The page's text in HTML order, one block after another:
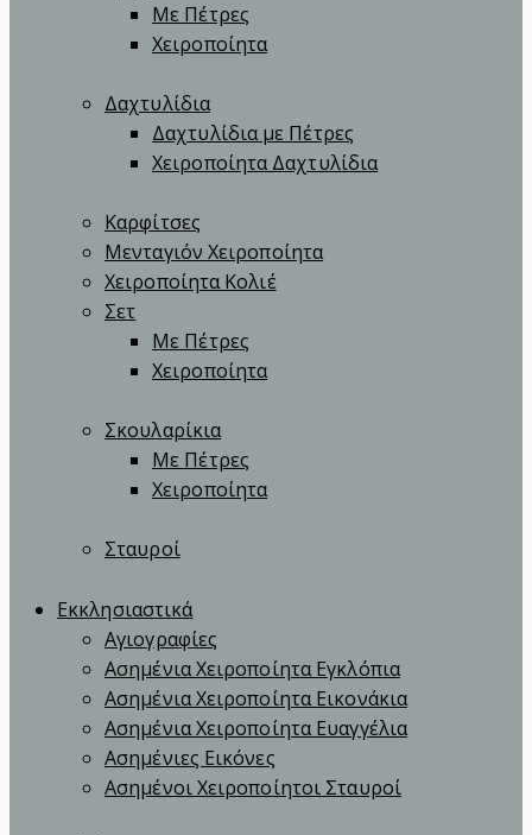
Με Πέτρες
Χειροποίητα
Δαχτυλίδια
Δαχτυλίδια με Πέτρες
Χειροποίητα Δαχτυλίδια
Καρφίτσες
Μενταγιόν Χειροποίητα
Χειροποίητα Κολιέ
Σετ
Με Πέτρες
Χειροποίητα
Σκουλαρίκια
Με Πέτρες
Χειροποίητα
Σταυροί
Εκκλησιαστικά
Αγιογραφίες
Ασημένια Χειροποίητα Εγκλόπια
Ασημένια Χειροποίητα Εικονάκια
Ασημένια Χειροποίητα Ευαγγέλια
Ασημένιες Εικόνες
Ασημένοι Χειροποίητοι Σταυροί